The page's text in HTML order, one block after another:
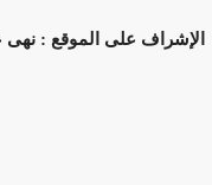
الإشراف على الموقع : نهى